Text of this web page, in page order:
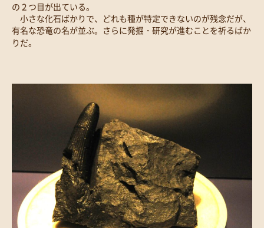
の２つ目が出ている。
小さな化石ばかりで、どれも種が特定できないのが残念だが、
有名な恐竜の名が並ぶ。さらに発掘・研究が進むことを祈るばか
りだ。